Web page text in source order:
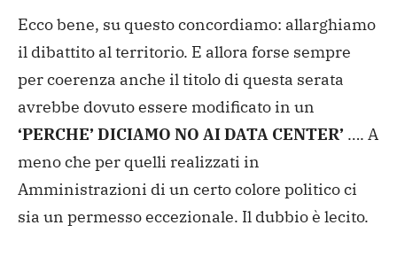
Ecco bene, su questo concordiamo: allarghiamo
il dibattito al territorio. E allora forse sempre
per coerenza anche il titolo di questa serata
avrebbe dovuto essere modificato in un
‘PERCHE’ DICIAMO NO AI DATA CENTER’ …. A
meno che per quelli realizzati in
Amministrazioni di un certo colore politico ci
sia un permesso eccezionale. Il dubbio è lecito.